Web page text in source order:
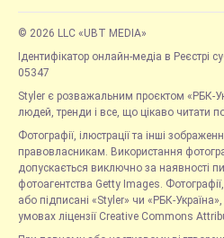
© 2026 LLC «UBT MEDIA»
Ідентифікатор онлайн-медіа в Реєстрі
05347
Styler є розважальним проєктом «РБК-
людей, тренди і все, що цікаво читати
Фотографії, ілюстрації та інші
правовласникам. Використання
допускається виключно за наявності
фотоагентства Getty Images.
або підписані «Styler» чи «РБК-
умовах ліцензії Creative Commons